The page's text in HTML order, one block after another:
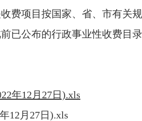
费项目按国家、省、市有关规
已公布的行政事业性收费目
年12月27日).xls
12月27日).xls